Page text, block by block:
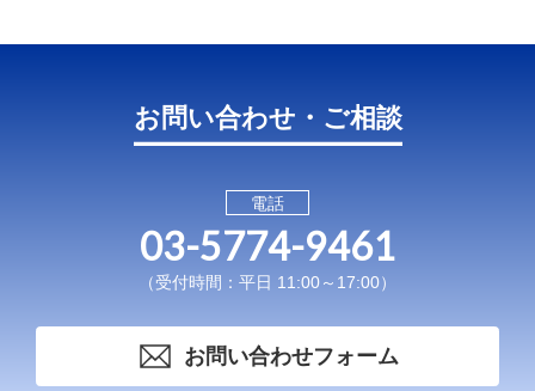
お問い合わせ・ご相談
電話
03-5774-9461
（受付時間：平日 11:00～17:00）
お問い合わせフォーム